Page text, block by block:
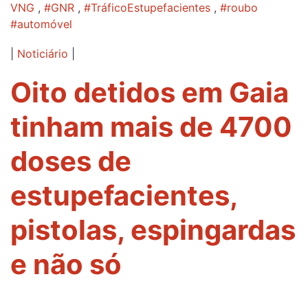
VNG , #GNR , #TráficoEstupefacientes , #roubo
#automóvel
Noticiário
Oito detidos em Gaia
tinham mais de 4700
doses de
estupefacientes,
pistolas, espingardas
e não só